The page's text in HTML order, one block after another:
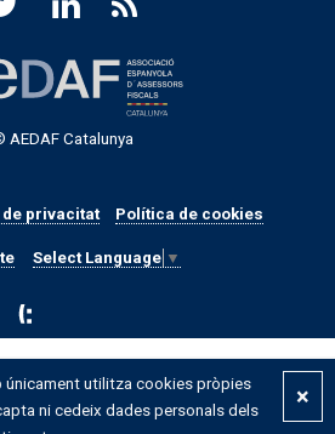
AEDAF Catalunya
privacitat Política de cookies
Select Language ▼
×
únicament utilitza cookies pròpies
ni cedeix dades personals dels